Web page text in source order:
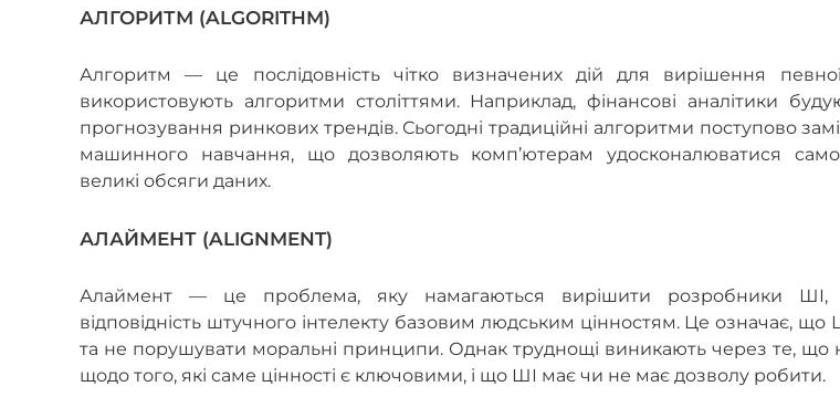
АЛГОРИТМ (ALGORITHM)
Алгоритм — це послідовність чітко визначених дій для вирішення
використовують алгоритми століттями. Наприклад, фінансові аналітики
прогнозування ринкових трендів. Сьогодні традиційні алгоритми поступово
машинного навчання, що дозволяють комп’ютерам удосконалюватися
великі обсяги даних.
АЛАЙМЕНТ (ALIGNMENT)
Алаймент — це проблема, яку намагаються вирішити розробники ШІ,
відповідність штучного інтелекту базовим людським цінностям. Це означає, що
та не порушувати моральні принципи. Однак труднощі виникають через те, що
щодо того, які саме цінності є ключовими, і що ШІ має чи не має дозволу робити.